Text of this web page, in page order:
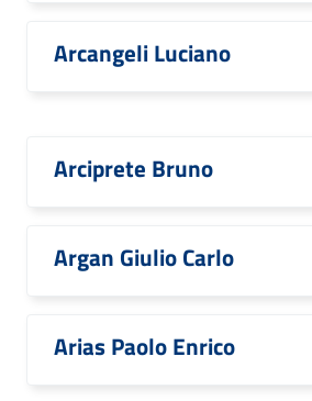
Arcangeli Luciano
Arciprete Bruno
Argan Giulio Carlo
Arias Paolo Enrico